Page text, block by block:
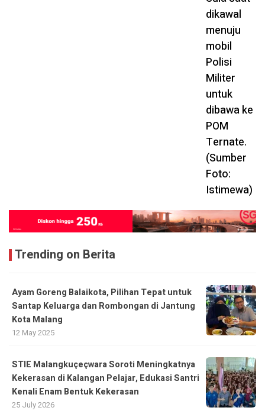
Trending on Berita
Ayam Goreng Balaikota, Pilihan Tepat untuk
Santap Keluarga dan Rombongan di Jantung
Kota Malang
12 May 2025
STIE Malangkuçeçwara Soroti Meningkatnya
Kekerasan di Kalangan Pelajar, Edukasi Santri
Kenali Enam Bentuk Kekerasan
25 July 2026